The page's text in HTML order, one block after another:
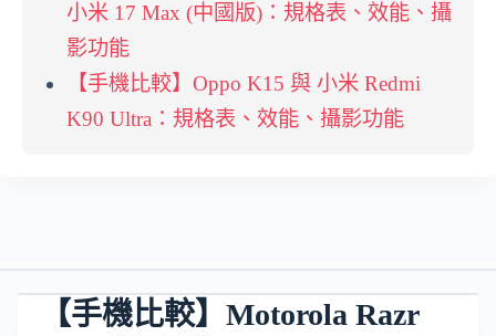
小米 17 Max (中國版)：規格表、效能、攝
影功能
【手機比較】Oppo K15 與 小米 Redmi
K90 Ultra：規格表、效能、攝影功能
【手機比較】Motorola Razr